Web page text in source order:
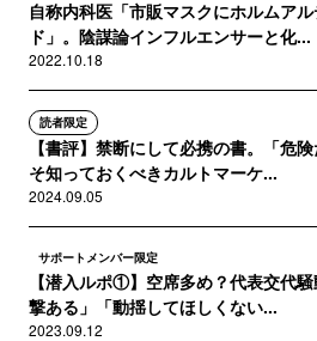
自称内科医「市販マスクにホルムア
ド」。陰謀論インフルエンサーと化...
2022.10.18
読者限定
【書評】禁断にして必携の書。「危
そ知っておくべきカルトマーケ...
2024.09.05
サポートメンバー限定
【潜入ルポ①】空席多め？代表交代
撃ある」「動揺してほしくない...
2023.09.12